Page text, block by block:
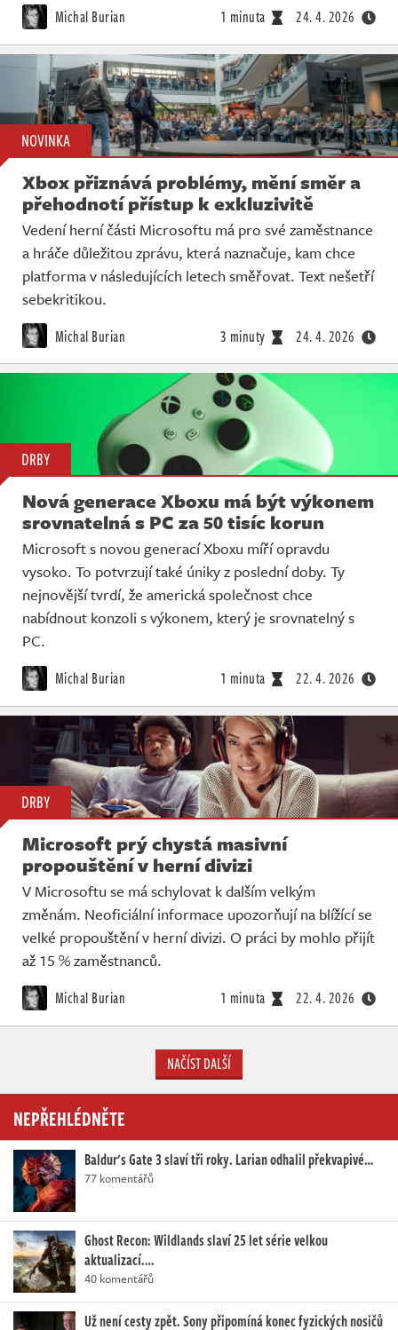
Michal Burian 1 minuta 24. 4. 2026
NOVINKA
Xbox přiznává problémy, mění směr a
přehodnotí přístup k exkluzivitě
Vedení herní části Microsoftu má pro své zaměstnance
a hráče důležitou zprávu, která naznačuje, kam chce
platforma v následujících letech směřovat. Text nešetří
sebekritikou.
Michal Burian 3 minuty 24. 4. 2026
DRBY
Nová generace Xboxu má být výkonem
srovnatelná s PC za 50 tisíc korun
Microsoft s novou generací Xboxu míří opravdu
vysoko. To potvrzují také úniky z poslední doby. Ty
nejnovější tvrdí, že americká společnost chce
nabídnout konzoli s výkonem, který je srovnatelný s
PC.
Michal Burian 1 minuta 22. 4. 2026
DRBY
Microsoft prý chystá masivní
propouštění v herní divizi
V Microsoftu se má schylovat k dalším velkým
změnám. Neoficiální informace upozorňují na blížící se
velké propouštění v herní divizi. O práci by mohlo přijít
až 15 % zaměstnanců.
Michal Burian 1 minuta 22. 4. 2026
NAČÍST DALŠÍ
NEPŘEHLÉDNĚTE
Baldur's Gate 3 slaví tři roky. Larian odhalil překvapivé…
77 komentářů
Ghost Recon: Wildlands slaví 25 let série velkou
aktualizací.…
40 komentářů
Už není cesty zpět. Sony připomíná konec fyzických nosičů